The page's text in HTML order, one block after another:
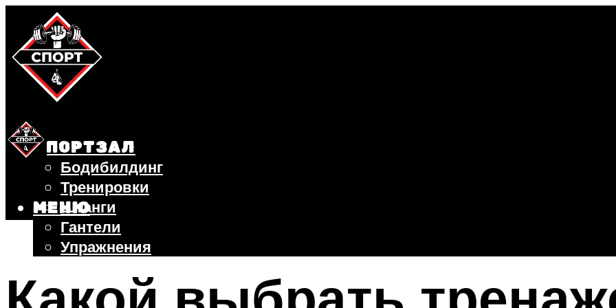
СПОРТЗАЛ
Бодибилдинг
Тренировки
Штанги
Гантели
Упражнения
БЕГ
МЕНЮ